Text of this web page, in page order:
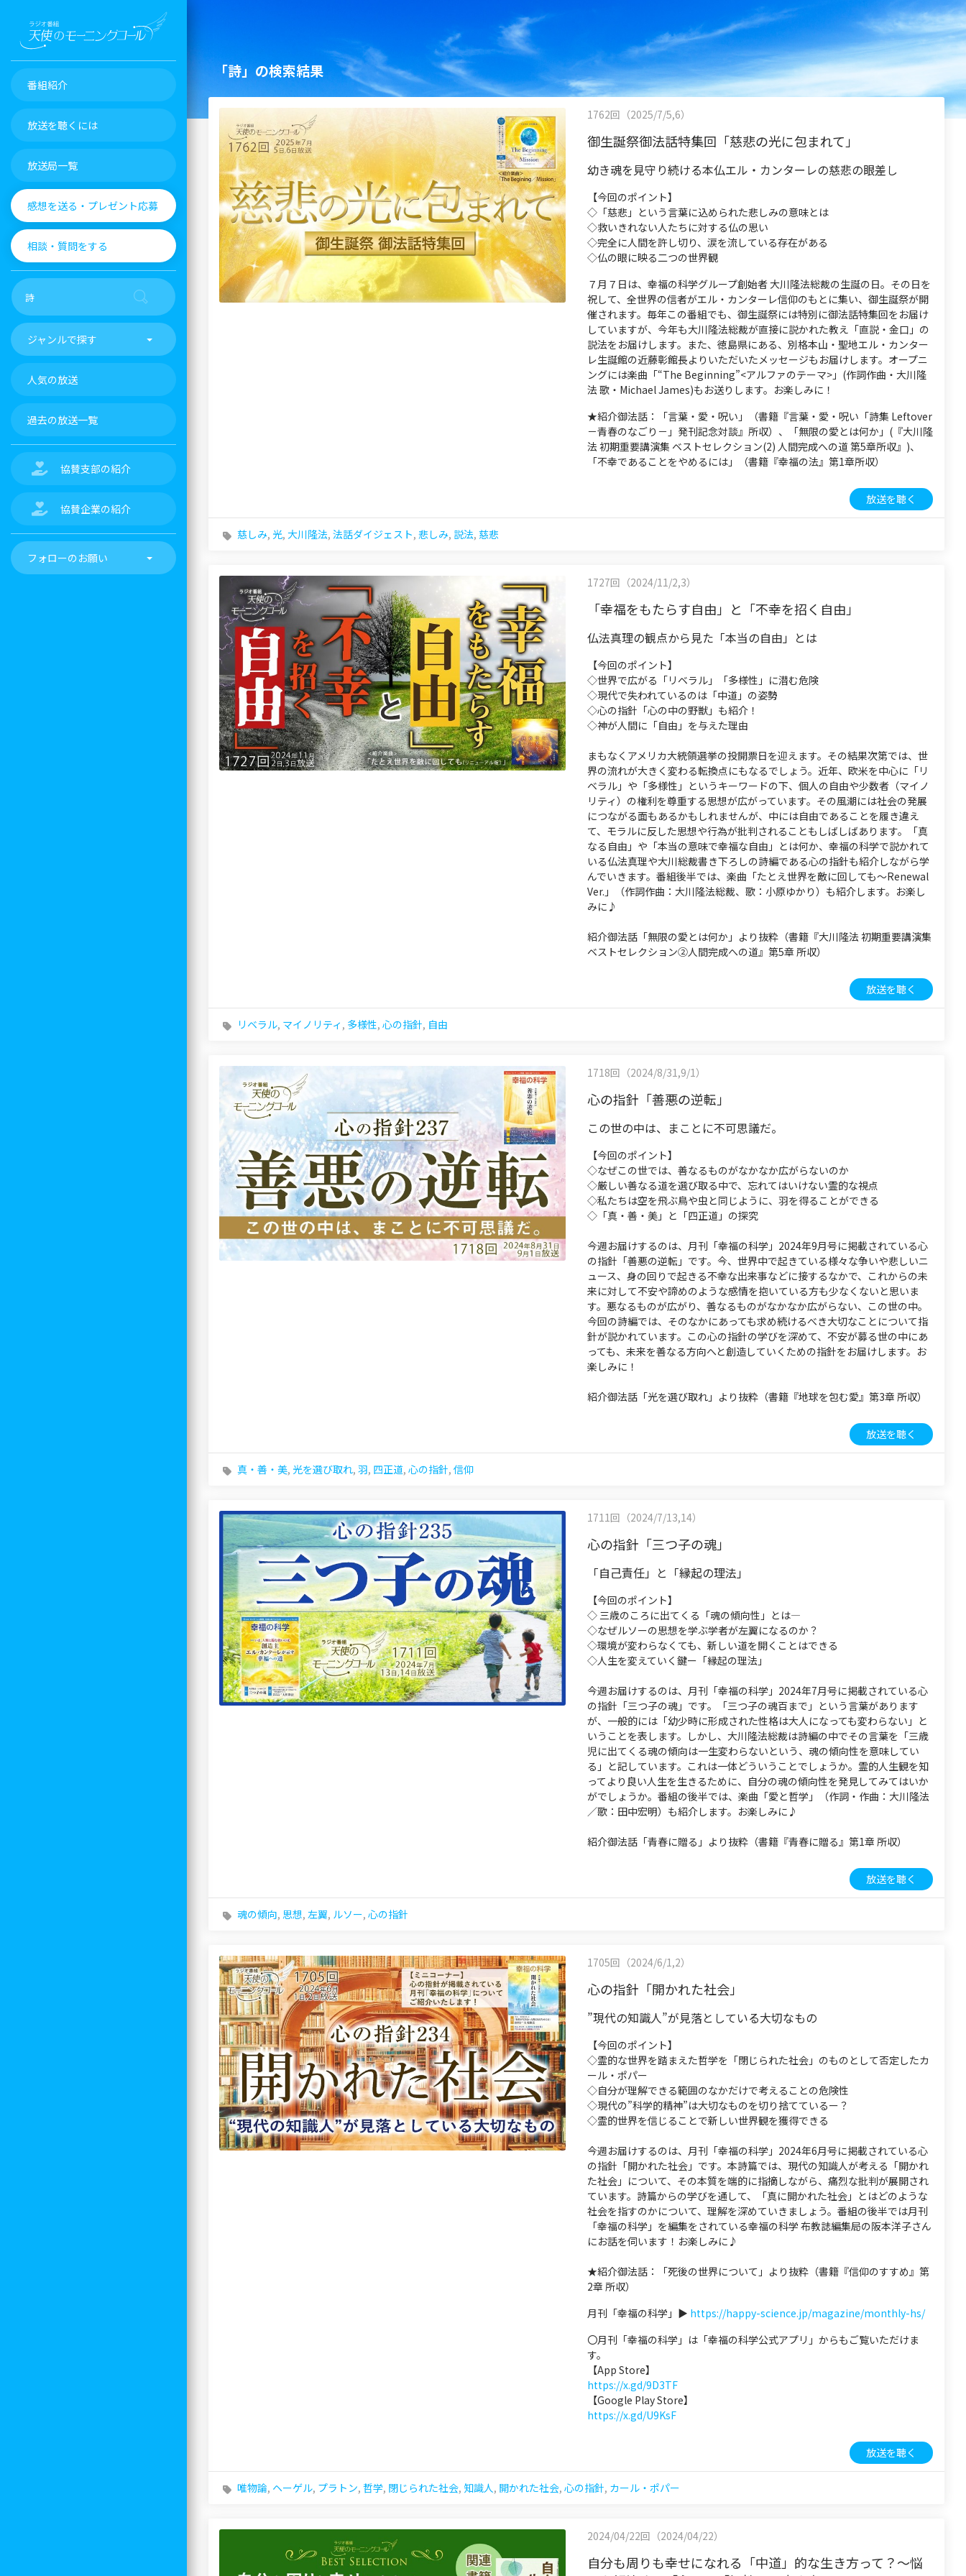
番組紹介
放送を聴くには
放送局一覧
感想を送る・プレゼント応募
相談・質問をする
ジャンルで探す
人気の放送
過去の放送一覧
協賛支部の紹介
協賛企業の紹介
フォローのお願い
「詩」の検索結果
1762回（2025/7/5,6）
御生誕祭御法話特集回「慈悲の光に包まれて」
幼き魂を見守り続ける本仏エル・カンターレの慈悲の眼差し
【今回のポイント】
◇「慈悲」という言葉に込められた悲しみの意味とは
◇救いきれない人たちに対する仏の思い
◇完全に人間を許し切り、涙を流している存在がある
◇仏の眼に映る二つの世界観
７月７日は、幸福の科学グループ創始者 大川隆法総裁の生誕の日。その日を
祝して、全世界の信者がエル・カンターレ信仰のもとに集い、御生誕祭が開
催されます。毎年この番組でも、御生誕祭には特別に御法話特集回をお届け
していますが、今年も大川隆法総裁が直接に説かれた教え「直説・金口」の
説法をお届けします。また、徳島県にある、別格本山・聖地エル・カンター
レ生誕館の近藤彰館長よりいただいたメッセージもお届けします。オープニ
ングには楽曲「“The Beginning”<アルファのテーマ>」(作詞作曲・大川隆
法 歌・Michael James)もお送りします。お楽しみに！
★紹介御法話：「言葉・愛・呪い」（書籍『言葉・愛・呪い「詩集 Leftover
－青春のなごり－」発刊記念対談』所収）、「無限の愛とは何か」(『大川隆
法 初期重要講演集 ベストセレクション(2) 人間完成への道 第5章所収』)、
「不幸であることをやめるには」（書籍『幸福の法』第1章所収）
放送を聴く
慈しみ, 光, 大川隆法, 法話ダイジェスト, 悲しみ, 説法, 慈悲
1727回（2024/11/2,3）
「幸福をもたらす自由」と「不幸を招く自由」
仏法真理の観点から見た「本当の自由」とは
【今回のポイント】
◇世界で広がる「リベラル」「多様性」に潜む危険
◇現代で失われているのは「中道」の姿勢
◇心の指針「心の中の野獣」も紹介！
◇神が人間に「自由」を与えた理由
まもなくアメリカ大統領選挙の投開票日を迎えます。その結果次第では、世
界の流れが大きく変わる転換点にもなるでしょう。近年、欧米を中心に「リ
ベラル」や「多様性」というキーワードの下、個人の自由や少数者（マイノ
リティ）の権利を尊重する思想が広がっています。その風潮には社会の発展
につながる面もあるかもしれませんが、中には自由であることを履き違え
て、モラルに反した思想や行為が批判されることもしばしばあります。「真
なる自由」や「本当の意味で幸福な自由」とは何か、幸福の科学で説かれて
いる仏法真理や大川総裁書き下ろしの詩編である心の指針も紹介しながら学
んでいきます。番組後半では、楽曲「たとえ世界を敵に回しても～Renewal
Ver.」（作詞作曲：大川隆法総裁、歌：小原ゆかり）も紹介します。お楽し
みに♪
紹介御法話「無限の愛とは何か」より抜粋（書籍『大川隆法 初期重要講演集
ベストセレクション②人間完成への道』第5章 所収）
放送を聴く
リベラル, マイノリティ , 多様性, 心の指針, 自由
1718回（2024/8/31,9/1）
心の指針「善悪の逆転」
この世の中は、まことに不可思議だ。
【今回のポイント】
◇なぜこの世では、善なるものがなかなか広がらないのか
◇厳しい善なる道を選び取る中で、忘れてはいけない霊的な視点
◇私たちは空を飛ぶ鳥や虫と同じように、羽を得ることができる
◇「真・善・美」と「四正道」の探究
今週お届けするのは、月刊「幸福の科学」2024年9月号に掲載されている心
の指針「善悪の逆転」です。今、世界中で起きている様々な争いや悲しいニ
ュース、身の回りで起きる不幸な出来事などに接するなかで、これからの未
来に対して不安や諦めのような感情を抱いている方も少なくないと思いま
す。悪なるものが広がり、善なるものがなかなか広がらない、この世の中。
今回の詩編では、そのなかにあっても求め続けるべき大切なことについて指
針が説かれています。この心の指針の学びを深めて、不安が募る世の中にあ
っても、未来を善なる方向へと創造していくための指針をお届けします。お
楽しみに！
紹介御法話「光を選び取れ」より抜粋（書籍『地球を包む愛』第3章 所収）
放送を聴く
真・善・美, 光を選び取れ, 羽, 四正道, 心の指針, 信仰
1711回（2024/7/13,14）
心の指針「三つ子の魂」
「自己責任」と「縁起の理法」
【今回のポイント】
◇ 三歳のころに出てくる「魂の傾向性」とは―
◇なぜルソーの思想を学ぶ学者が左翼になるのか？
◇環境が変わらなくても、新しい道を開くことはできる
◇人生を変えていく鍵ー「縁起の理法」
今週お届けするのは、月刊「幸福の科学」2024年7月号に掲載されている心
の指針「三つ子の魂」です。「三つ子の魂百まで」という言葉があります
が、一般的には「幼少時に形成された性格は大人になっても変わらない」と
いうことを表します。しかし、大川隆法総裁は詩編の中でその言葉を「三歳
児に出てくる魂の傾向は一生変わらないという、魂の傾向性を意味してい
る」と記しています。これは一体どういうことでしょうか。霊的人生観を知
ってより良い人生を生きるために、自分の魂の傾向性を発見してみてはいか
がでしょうか。番組の後半では、楽曲「愛と哲学」（作詞・作曲：大川隆法
／歌：田中宏明）も紹介します。お楽しみに♪
紹介御法話「青春に贈る」より抜粋（書籍『青春に贈る』第1章 所収）
放送を聴く
魂の傾向, 思想, 左翼, ルソー, 心の指針
1705回（2024/6/1,2）
心の指針「開かれた社会」
”現代の知識人”が見落としている大切なもの
【今回のポイント】
◇霊的な世界を踏まえた哲学を「閉じられた社会」のものとして否定したカ
ール・ポパー
◇自分が理解できる範囲のなかだけで考えることの危険性
◇現代の”科学的精神”は大切なものを切り捨てているー？
◇霊的世界を信じることで新しい世界観を獲得できる
今週お届けするのは、月刊「幸福の科学」2024年6月号に掲載されている心
の指針「開かれた社会」です。本詩篇では、現代の知識人が考える「開かれ
た社会」について、その本質を端的に指摘しながら、痛烈な批判が展開され
ています。詩篇からの学びを通して、「真に開かれた社会」とはどのような
社会を指すのかについて、理解を深めていきましょう。番組の後半では月刊
「幸福の科学」を編集をされている幸福の科学 布教誌編集局の阪本洋子さん
にお話を伺います！お楽しみに♪
★紹介御法話：「死後の世界について」より抜粋（書籍『信仰のすすめ』第
2章 所収）
月刊「幸福の科学」▶ https://happy-science.jp/magazine/monthly-hs/
〇月刊「幸福の科学」は「幸福の科学公式アプリ」からもご覧いただけま
す。
【App Store】
https://x.gd/9D3TF
【Google Play Store】
https://x.gd/U9KsF
放送を聴く
唯物論, ヘーゲル, プラトン, 哲学, 閉じられた社会, 知識人, 開かれた社会, 心の指針, カール・ポパー
2024/04/22回（2024/04/22）
自分も周りも幸せになれる「中道」的な生き方って？～悩